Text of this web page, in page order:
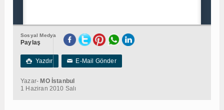
Sosyal Medya
Paylaş
 Yazdır ✉E-Mail Gönder
Yazar- MO İstanbul
1 Haziran 2010 Salı